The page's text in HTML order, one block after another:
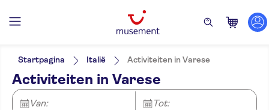
Filters
NO-PICKUP
Ticketopties
E-Voucher
Wheelchair access
Free cancellation
Activiteiten
Activiteiten in de lucht
Taal
Startpagina Italië Activiteiten in Varese
Activiteiten in Varese
Van: Tot: